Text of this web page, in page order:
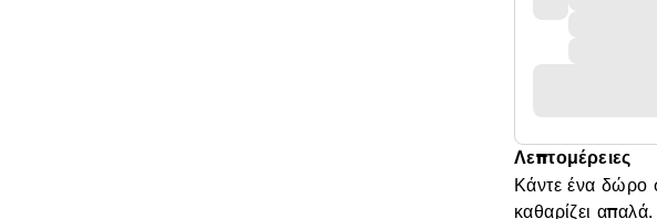
Λεπτομέρειες
Κάντε ένα δώρο
καθαρίζει